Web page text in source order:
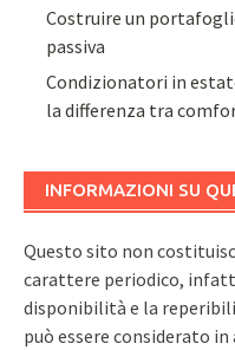
Costruire un
passiva
Condizionatori in
la differenza tra
INFORMAZIONI SU
Questo sito non
carattere periodico,
disponibilità e la
può essere considerato